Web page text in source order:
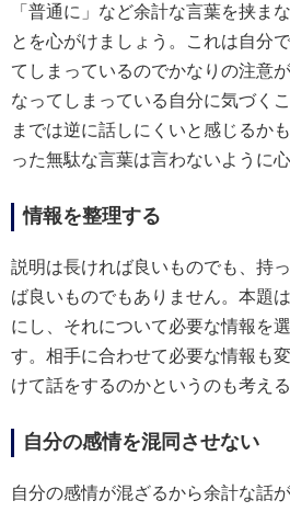
「普通に」など余計な言葉を挟ま
とを心がけましょう。これは自分
てしまっているのでかなりの注意
なってしまっている自分に気づく
までは逆に話しにくいと感じるか
った無駄な言葉は言わないように
情報を整理する
説明は長ければ良いものでも、持
ば良いものでもありません。本題
にし、それについて必要な情報を
す。相手に合わせて必要な情報も
けて話をするのかというのも考え
自分の感情を混同させない
自分の感情が混ざるから余計な話